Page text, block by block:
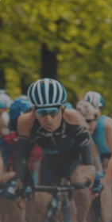
Guide
4 juillet 2025